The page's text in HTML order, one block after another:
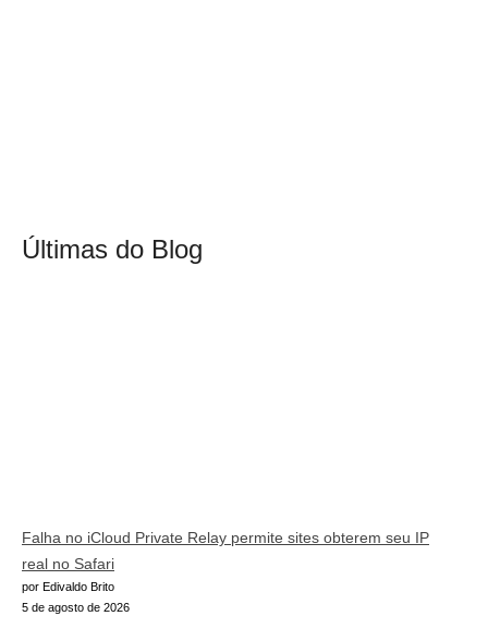
Últimas do Blog
Falha no iCloud Private Relay permite sites obterem seu IP
real no Safari
por Edivaldo Brito
5 de agosto de 2026